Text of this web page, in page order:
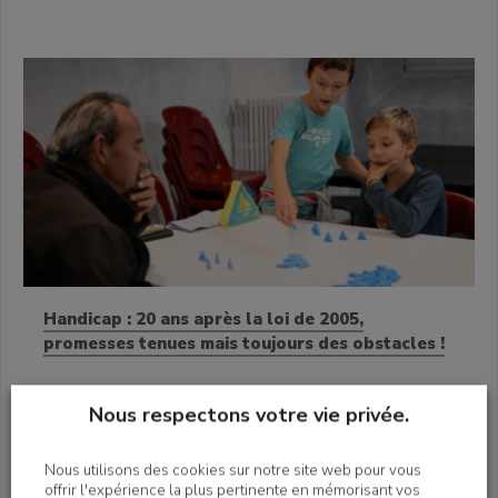
Handicap : 20 ans après la loi de 2005,
promesses tenues mais toujours des obstacles !
Nous respectons votre vie privée.
Nous utilisons des cookies sur notre site web pour vous
offrir l'expérience la plus pertinente en mémorisant vos